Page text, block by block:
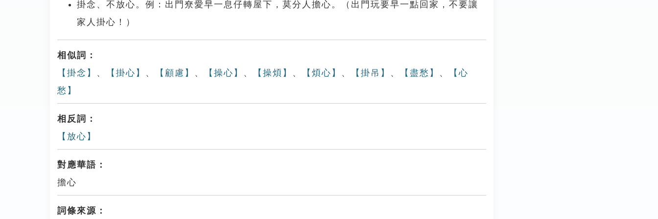
掛念、不放心。例：出門尞愛早一息仔轉屋下，莫分人擔心。（出門玩要早一點回家，不要讓
家人掛心！）
相似詞：
【掛念】 、 【掛心】 、 【顧慮】 、 【操心】 、 【操煩】 、 【煩心】 、 【掛吊】 、 【盡愁】 、
【心
愁】
相反詞：
【放心】
對應華語：
擔心
詞條來源：